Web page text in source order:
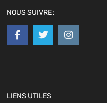
NOUS SUIVRE :
LIENS UTILES